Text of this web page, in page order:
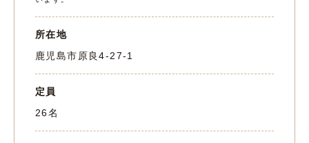
所在地
鹿児島市原良4-27-1
定員
26名